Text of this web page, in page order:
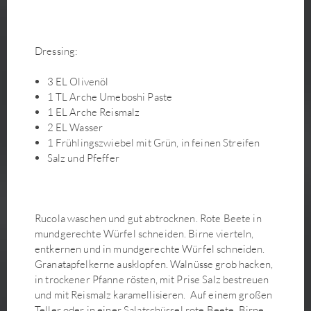
Koreanische Glasnudelpfanne Japchae
Korokke– japanische Kroketten
Kürbis-Brioche
Kürbis-Flammkuchen mit Grünkohl-Lauch-Salat
Kürbis-Misosuppe
Linsenbraten mit Pflaumen
Maiskölbchen-Frites
Maki Sushi
Mango Sweet Chili Rolls
Matcha Latte
Dressing:
3 EL Olivenöl
1 TL Arche Umeboshi Paste
1 EL Arche Reismalz
2 EL Wasser
1 Frühlingszwiebel mit Grün, in feinen Streifen
Salz und Pfeffer
Rucola waschen und gut abtrocknen. Rote Beete in
mundgerechte Würfel schneiden. Birne vierteln,
entkernen und in mundgerechte Würfel schneiden.
Granatapfelkerne ausklopfen. Walnüsse grob hacken,
in trockener Pfanne rösten, mit Prise Salz bestreuen
und mit Reismalz karamellisieren. Auf einem großen